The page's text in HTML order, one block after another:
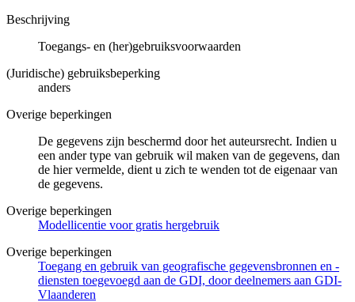
Beschrijving
Toegangs- en (her)gebruiksvoorwaarden
(Juridische) gebruiksbeperking
anders
Overige beperkingen
De gegevens zijn beschermd door het auteursrecht. Indien u
een ander type van gebruik wil maken van de gegevens, dan
de hier vermelde, dient u zich te wenden tot de eigenaar van
de gegevens.
Overige beperkingen
Modellicentie voor gratis hergebruik
Overige beperkingen
Toegang en gebruik van geografische gegevensbronnen en -
diensten toegevoegd aan de GDI, door deelnemers aan GDI-
Vlaanderen